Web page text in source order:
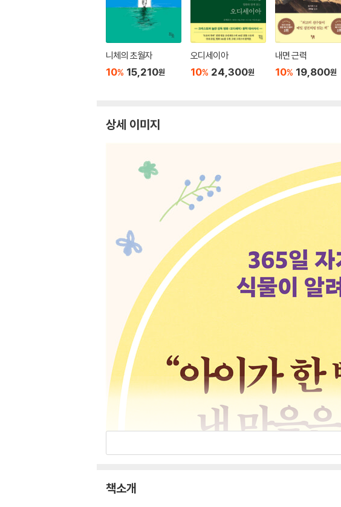
니체의 초월자
10% 15,210원
오디세이아
10% 24,300원
내면 근력
10% 19,800원
상세 이미지
책소개